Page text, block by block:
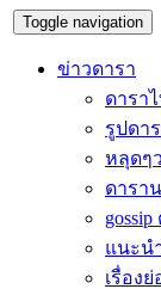
Toggle navigation
ข่าวดารา
ดารา
รูปดา
หลุดๆ
ดารา
gossip
แนะน
เรื่อง